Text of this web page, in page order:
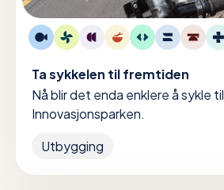
Ta sykkelen til fremtiden
Nå blir det enda enklere å sykle til
Innovasjonsparken.
Utbygging